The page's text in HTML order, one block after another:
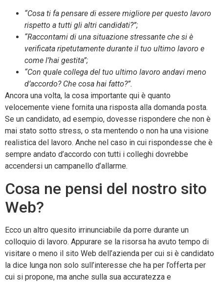
“Cosa ti fa pensare di essere migliore per questo lavoro
rispetto a tutti gli altri candidati?”;
“Raccontami di una situazione stressante che si è
verificata ripetutamente durante il tuo ultimo lavoro e
come l’hai gestita”;
“Con quale collega del tuo ultimo lavoro andavi meno
d’accordo? Che cosa hai fatto?”.
Ancora una volta, la cosa importante qui è quanto
velocemente viene fornita una risposta alla domanda posta.
Se un candidato, ad esempio, dovesse rispondere che non è
mai stato sotto stress, o sta mentendo o non ha una visione
realistica del lavoro. Anche nel caso in cui rispondesse che è
sempre andato d’accordo con tutti i colleghi dovrebbe
accendersi un campanello d’allarme.
Cosa ne pensi del nostro sito
Web?
Ecco un altro quesito irrinunciabile da porre durante un
colloquio di lavoro. Appurare se la risorsa ha avuto tempo di
visitare o meno il sito Web dell’azienda per cui si è candidato
la dice lunga non solo sull’interesse che ha per l’offerta per
cui si propone, ma anche sulla sua accuratezza e